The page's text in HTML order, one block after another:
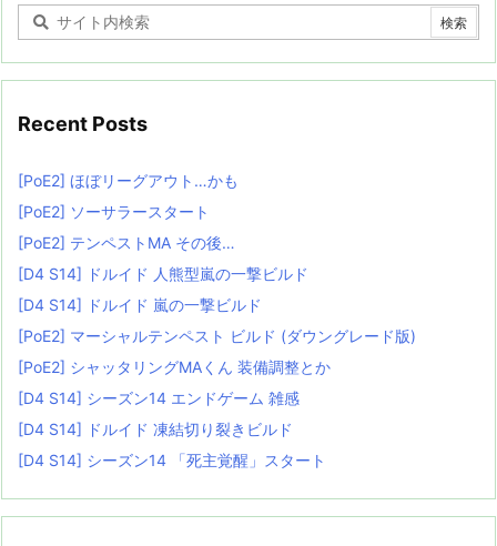
Recent Posts
[PoE2] ほぼリーグアウト…かも
[PoE2] ソーサラースタート
[PoE2] テンペストMA その後…
[D4 S14] ドルイド 人熊型嵐の一撃ビルド
[D4 S14] ドルイド 嵐の一撃ビルド
[PoE2] マーシャルテンペスト ビルド (ダウングレード版)
[PoE2] シャッタリングMAくん 装備調整とか
[D4 S14] シーズン14 エンドゲーム 雑感
[D4 S14] ドルイド 凍結切り裂きビルド
[D4 S14] シーズン14 「死主覚醒」スタート